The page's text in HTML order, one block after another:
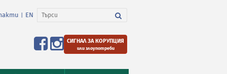
EN
СИГНАЛ ЗА КОРУПЦИЯ
или злоупотреби